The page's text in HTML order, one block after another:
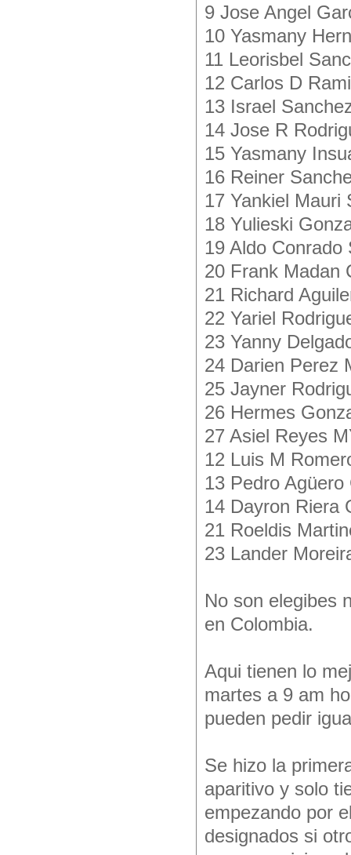
9 Jose Angel
10 Yasmany
11 Leorisbel
12 Carlos D
13 Israel
14 Jose R
15 Yasmany
16 Reiner
17 Yankiel Mauri
18 Yulieski
19 Aldo
20 Frank Madan
21 Richard
22 Yariel
23 Yanny
24 Darien Perez
25 Jayner
26 Hermes
27 Asiel Reyes
12 Luis M
13 Pedro
14 Dayron Riera
21 Roeldis
23 Lander
No son elegibes
en Colombia.
Aqui tienen lo
martes a 9 am
pueden pedir
Se hizo la
aparitivo y solo
empezando por
designados si